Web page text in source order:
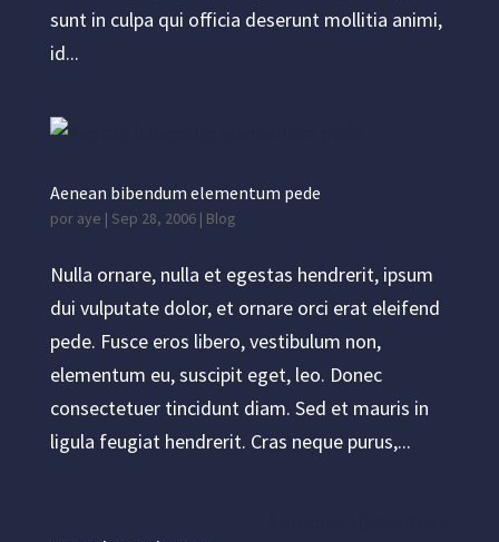
sunt in culpa qui officia deserunt mollitia animi,
id...
Aenean bibendum elementum pede
por aye | Sep 28, 2006| Blog
Nulla ornare, nulla et egestas hendrerit, ipsum
dui vulputate dolor, et ornare orci erat eleifend
pede. Fusce eros libero, vestibulum non,
elementum eu, suscipit eget, leo. Donec
consectetuer tincidunt diam. Sed et mauris in
ligula feugiat hendrerit. Cras neque purus,...